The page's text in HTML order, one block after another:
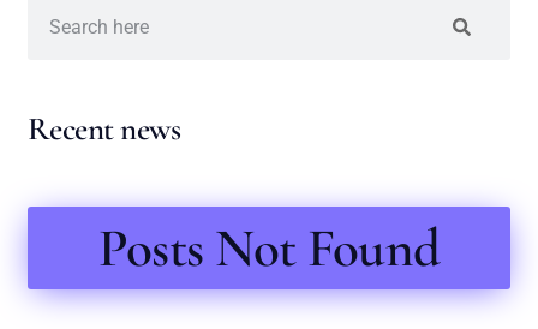
Recent news
Posts Not Found